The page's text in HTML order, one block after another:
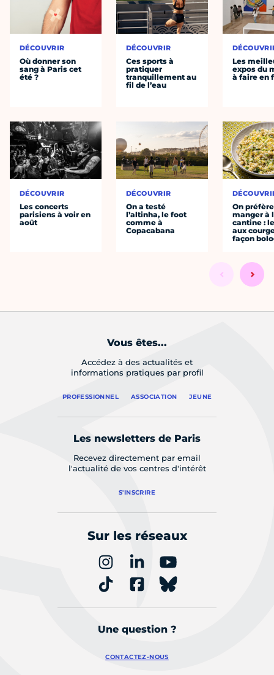
DÉCOUVRIR
Où donner son
sang à Paris cet
été ?
DÉCOUVRIR
Les concerts
parisiens à voir en
août
DÉCOUVRIR
Ces sports à
pratiquer
tranquillement au
fil de l’eau
DÉCOUVRIR
On a testé
l’altinha, le foot
comme à
Copacabana
Les
expos du
à faire en
On préfère
manger à
cantine :
aux
façon
Vous êtes...
Accédez à des actualités et
informations pratiques par profil
PROFESSIONNEL ASSOCIATION JEUNE
Les newsletters de Paris
Recevez directement par email
l'actualité de vos centres d'intérêt
S'INSCRIRE
Sur les réseaux
Une question ?
CONTACTEZ-NOUS